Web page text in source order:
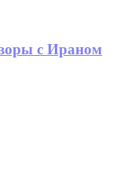
с Ираном